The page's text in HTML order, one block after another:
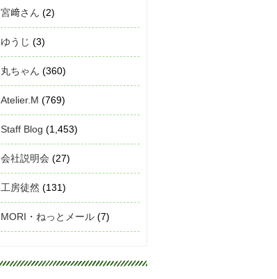
宮﨑さん (2)
ゆうじ (3)
丸ちゃん (360)
Atelier.M (769)
Staff Blog (1,453)
会社説明会 (27)
工房徒然 (131)
MORI・ねっとメール (7)